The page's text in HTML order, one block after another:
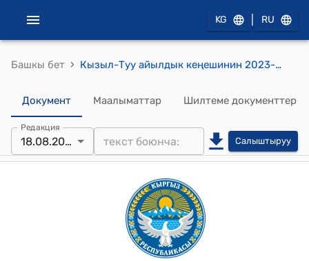
KG RU
Башкы бет › Кызыл-Туу айылдык кеңешинин 2023-жылдын 18-августундагы № 15-9 “Таштак айылындагы 75 орундуу бала бакчаны пайдаланууга берүү” жөнүндө" токтому
Документ Маалыматтар Шилтеме документтер
Редакция
18.08.2023 Салыштыруу